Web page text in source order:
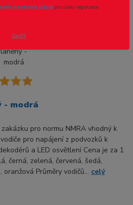
- modrá
pro normu NMRA vhodný k
pro napájení z podvozků k
a LED osvětlení Cena je za 1
černá, zelená, červená, šedá,
Průměry vodičů... celý
osobních údajů pro účely registrace.
Zavřít